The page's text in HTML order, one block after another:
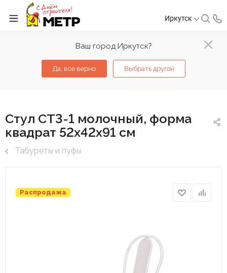
Ваш город Иркутск?
Да, все верно Выбрать другой
Иркутск
Стул СТ3-1 молочный, форма
квадрат 52х42х91 см
Табуреты и пуфы
Распродажа